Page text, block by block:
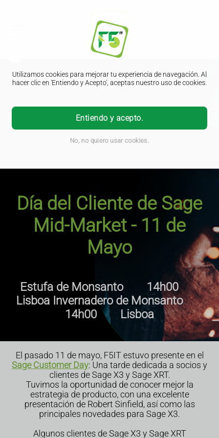
Utilizamos cookies para mejorar tu experiencia de navegación. Al
hacer clic en 'Entiendo y Acepto', aceptas nuestro uso de cookies.
Entiendo y acepto.
No, no quiero usar cookies.
Día del Cliente de Sage
Mid-Market - 11 de
Mayo
Estufa de Monsanto 14h00
Lisboa Invernadero de Monsanto
14h00 Lisboa
El pasado 11 de mayo, F5IT estuvo presente en el
Sage Customer Day: Una tarde dedicada a socios y
clientes de Sage X3 y Sage XRT.
Tuvimos la oportunidad de conocer mejor la
estrategia de producto, con una excelente
presentación de Robert Sinfield, así como las
principales novedades para Sage X3.
Algunos clientes de Sage X3 y Sage XRT